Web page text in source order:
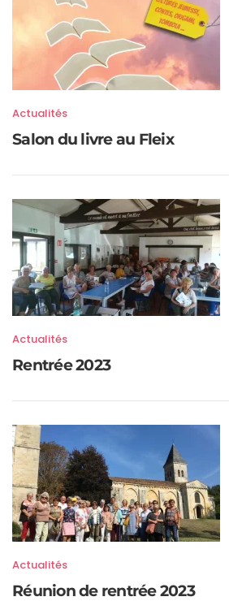
Actualités
Salon du livre au Fleix
Actualités
Rentrée 2023
Actualités
Réunion de rentrée 2023